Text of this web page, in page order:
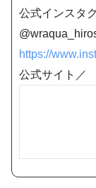
公式インスタ
https://
公式サイト／